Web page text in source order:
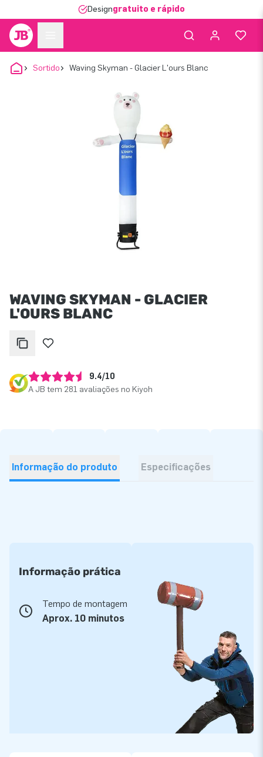
Designgratuito e rápido
Sortido Waving Skyman - Glacier L'ours Blanc
WAVING SKYMAN - GLACIER
L'OURS BLANC
9.4/10
A JB tem 281 avaliações no Kiyoh
Informação do produto Especificações
Informação prática
Tempo de montagem
Aprox. 10 minutos